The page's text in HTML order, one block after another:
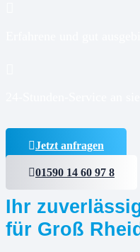
Jetzt anfragen
01590 14 60 97 8
Ihr
für Groß